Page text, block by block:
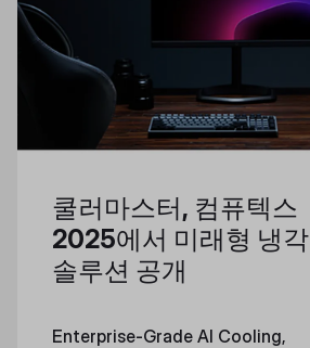
쿨러마스터, 컴퓨텍스
2025에서 미래형 냉각
솔루션 공개
Enterprise-Grade AI Cooling,